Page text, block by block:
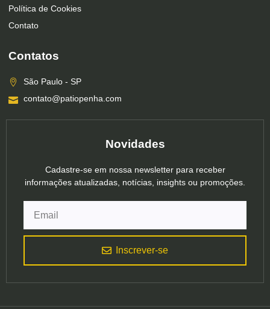
Política de Cookies
Contato
Contatos
São Paulo - SP
contato@patiopenha.com
Novidades
Cadastre-se em nossa newsletter para receber
informações atualizadas, notícias, insights ou promoções.
Inscrever-se